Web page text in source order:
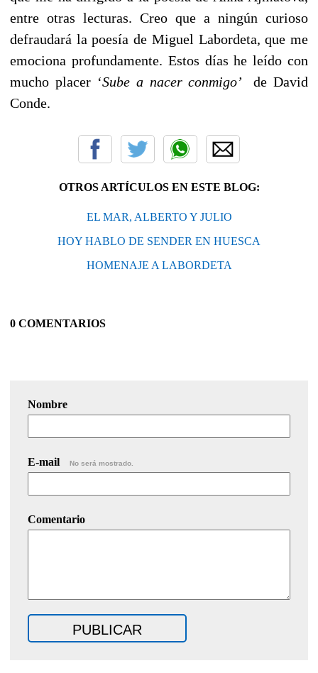
entre otras lecturas. Creo que a ningún curioso
defraudará la poesía de Miguel Labordeta, que me
emociona profundamente. Estos días he leído con
mucho placer ‘Sube a nacer conmigo’
de David
Conde.
OTROS ARTÍCULOS EN ESTE BLOG:
EL MAR, ALBERTO Y JULIO
HOY HABLO DE SENDER EN HUESCA
HOMENAJE A LABORDETA
0 COMENTARIOS
Nombre
E-mail No será mostrado.
Comentario